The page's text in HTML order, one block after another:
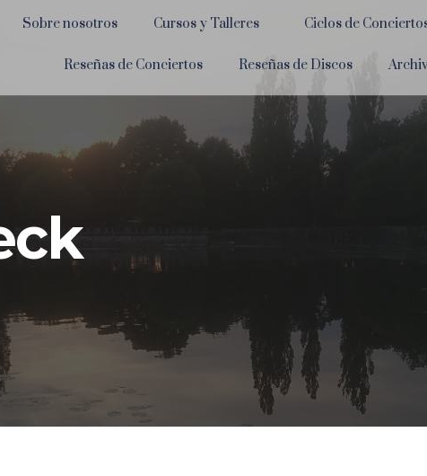
Sobre nosotros Cursos y Talleres Ciclos de
Reseñas de Conciertos Reseñas de Discos